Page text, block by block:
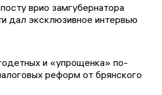
врио замгубернатора
дал эксклюзивное интервью
и «упрощенка» по-
реформ от брянского